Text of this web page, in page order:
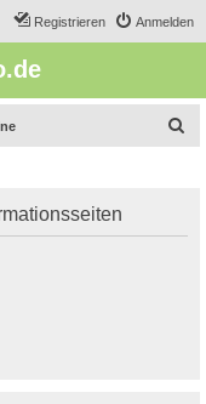
Anmelden
Registrieren
e